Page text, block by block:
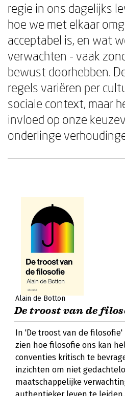
regie in ons dagelijks
hoe we met elkaar
acceptabel is, en wat
verwachten - vaak
bewust doorhebben.
regels variëren per
sociale context, maar
invloed op onze
onderlinge
Alain de Botton
De troost van de
In 'De troost van de
zien hoe filosofie ons kan
conventies kritisch te
inzichten om niet
maatschappelijke